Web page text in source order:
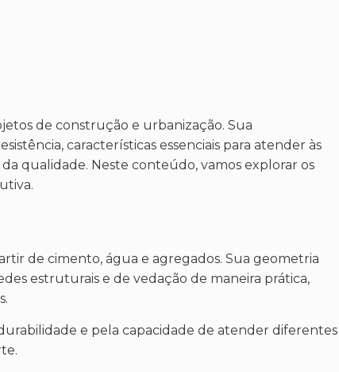
de construção e urbanização. Sua
características essenciais para atender às
qualidade. Neste conteúdo, vamos explorar os
de cimento, água e agregados. Sua geometria
estruturais e de vedação de maneira prática,
e pela capacidade de atender diferentes